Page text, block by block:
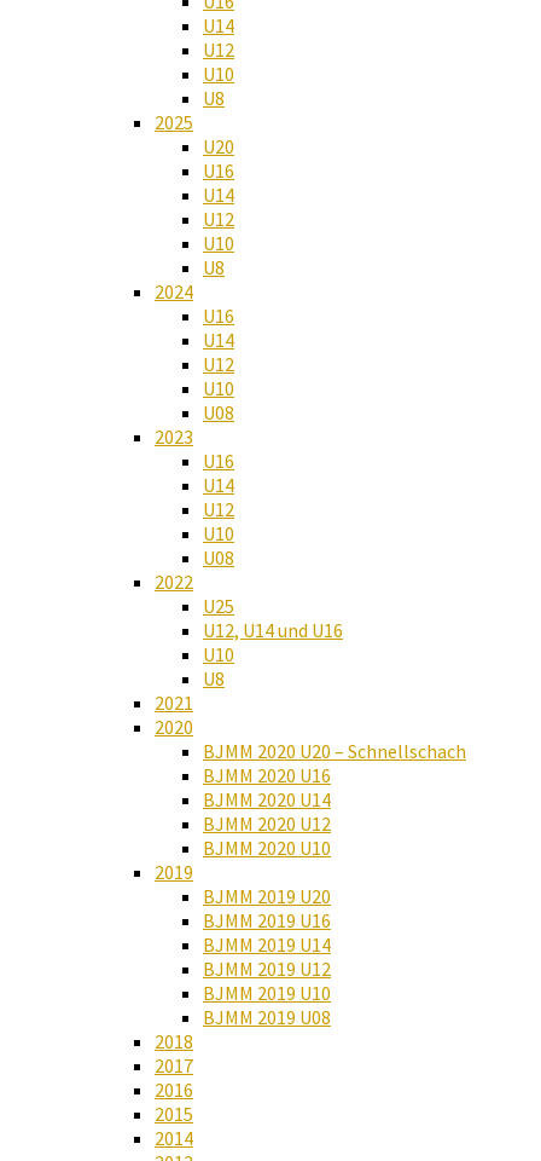
U14
U12
U10
U8
2025
U20
U16
U14
U12
U10
U8
2024
U16
U14
U12
U10
U08
2023
U16
U14
U12
U10
U08
2022
U25
U12, U14 und U16
U10
U8
2021
2020
BJMM 2020 U20 – Schnellschach
BJMM 2020 U16
BJMM 2020 U14
BJMM 2020 U12
BJMM 2020 U10
2019
BJMM 2019 U20
BJMM 2019 U16
BJMM 2019 U14
BJMM 2019 U12
BJMM 2019 U10
BJMM 2019 U08
2018
2017
2016
2015
2014